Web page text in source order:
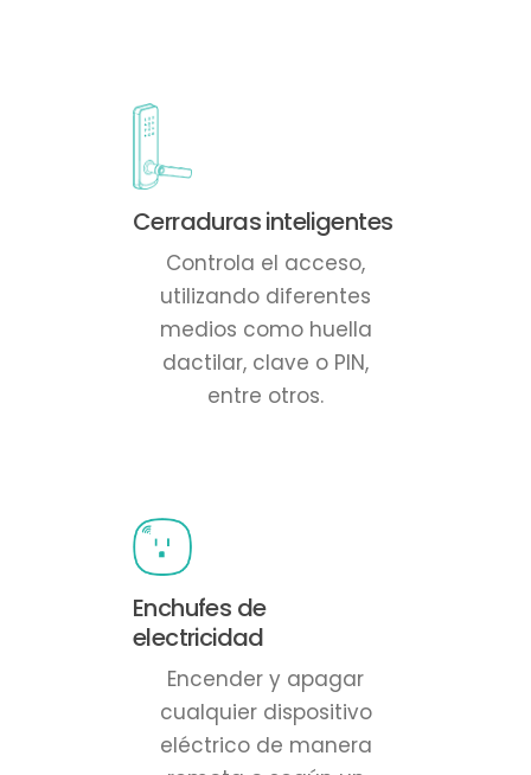
Cerraduras inteligentes
Controla el acceso,
utilizando diferentes
medios como huella
dactilar, clave o PIN,
entre otros.
Enchufes de
electricidad
Encender y apagar
cualquier dispositivo
eléctrico de manera